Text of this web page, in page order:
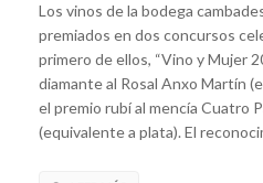
Los vinos de la bodega
premiados en dos concursos
primero de ellos, “Vino y Mujer
diamante al Rosal Anxo Martín
el premio rubí al mencía Cuatro
(equivalente a plata). El